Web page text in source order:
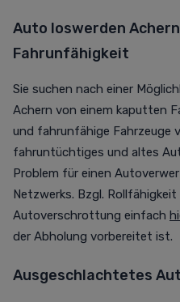
Auto loswerden
Fahrunfähigkeit
Sie suchen nach einer
Achern von einem kaputten
und fahrunfähige Fahrzeuge
fahruntüchtiges und altes
Problem für einen
Netzwerks. Bzgl.
Autoverschrottung einfach
der Abholung vorbereitet ist.
Ausgeschlachtetes